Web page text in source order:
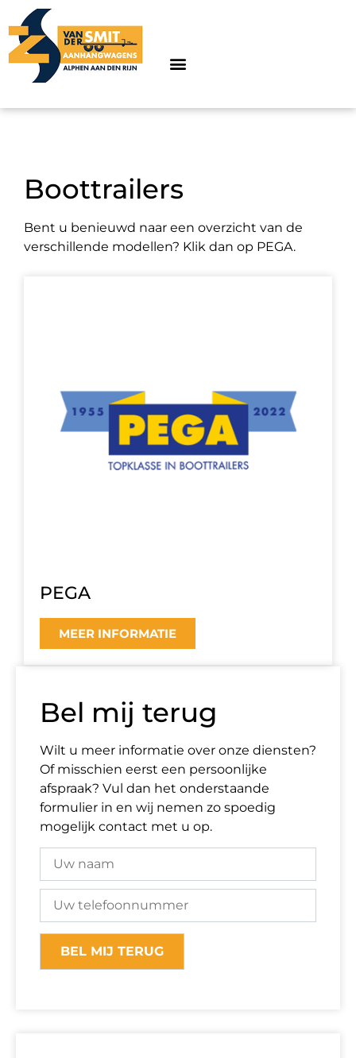
Boottrailers
Bent u benieuwd naar een overzicht van de
verschillende modellen? Klik dan op PEGA.
PEGA
MEER INFORMATIE
Bel mij terug
Wilt u meer informatie over onze diensten?
Of misschien eerst een persoonlijke
afspraak? Vul dan het onderstaande
formulier in en wij nemen zo spoedig
mogelijk contact met u op.